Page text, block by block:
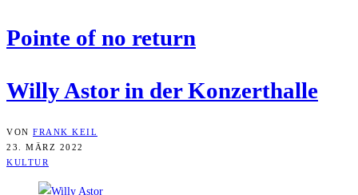
Poin­te of no return
Wil­ly Astor in der Konzerthalle
VON FRANK KEIL
23. MÄRZ 2022
KULTUR